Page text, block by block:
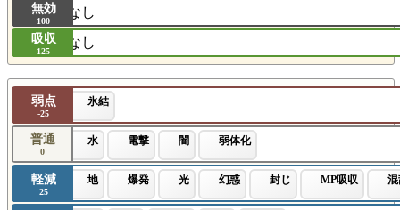
無効
100
なし
吸収
125
なし
弱点
-25
氷結
普通
0
水 電撃 闇 弱体化
軽減
25
地 爆発 光 幻惑 封じ MP吸収